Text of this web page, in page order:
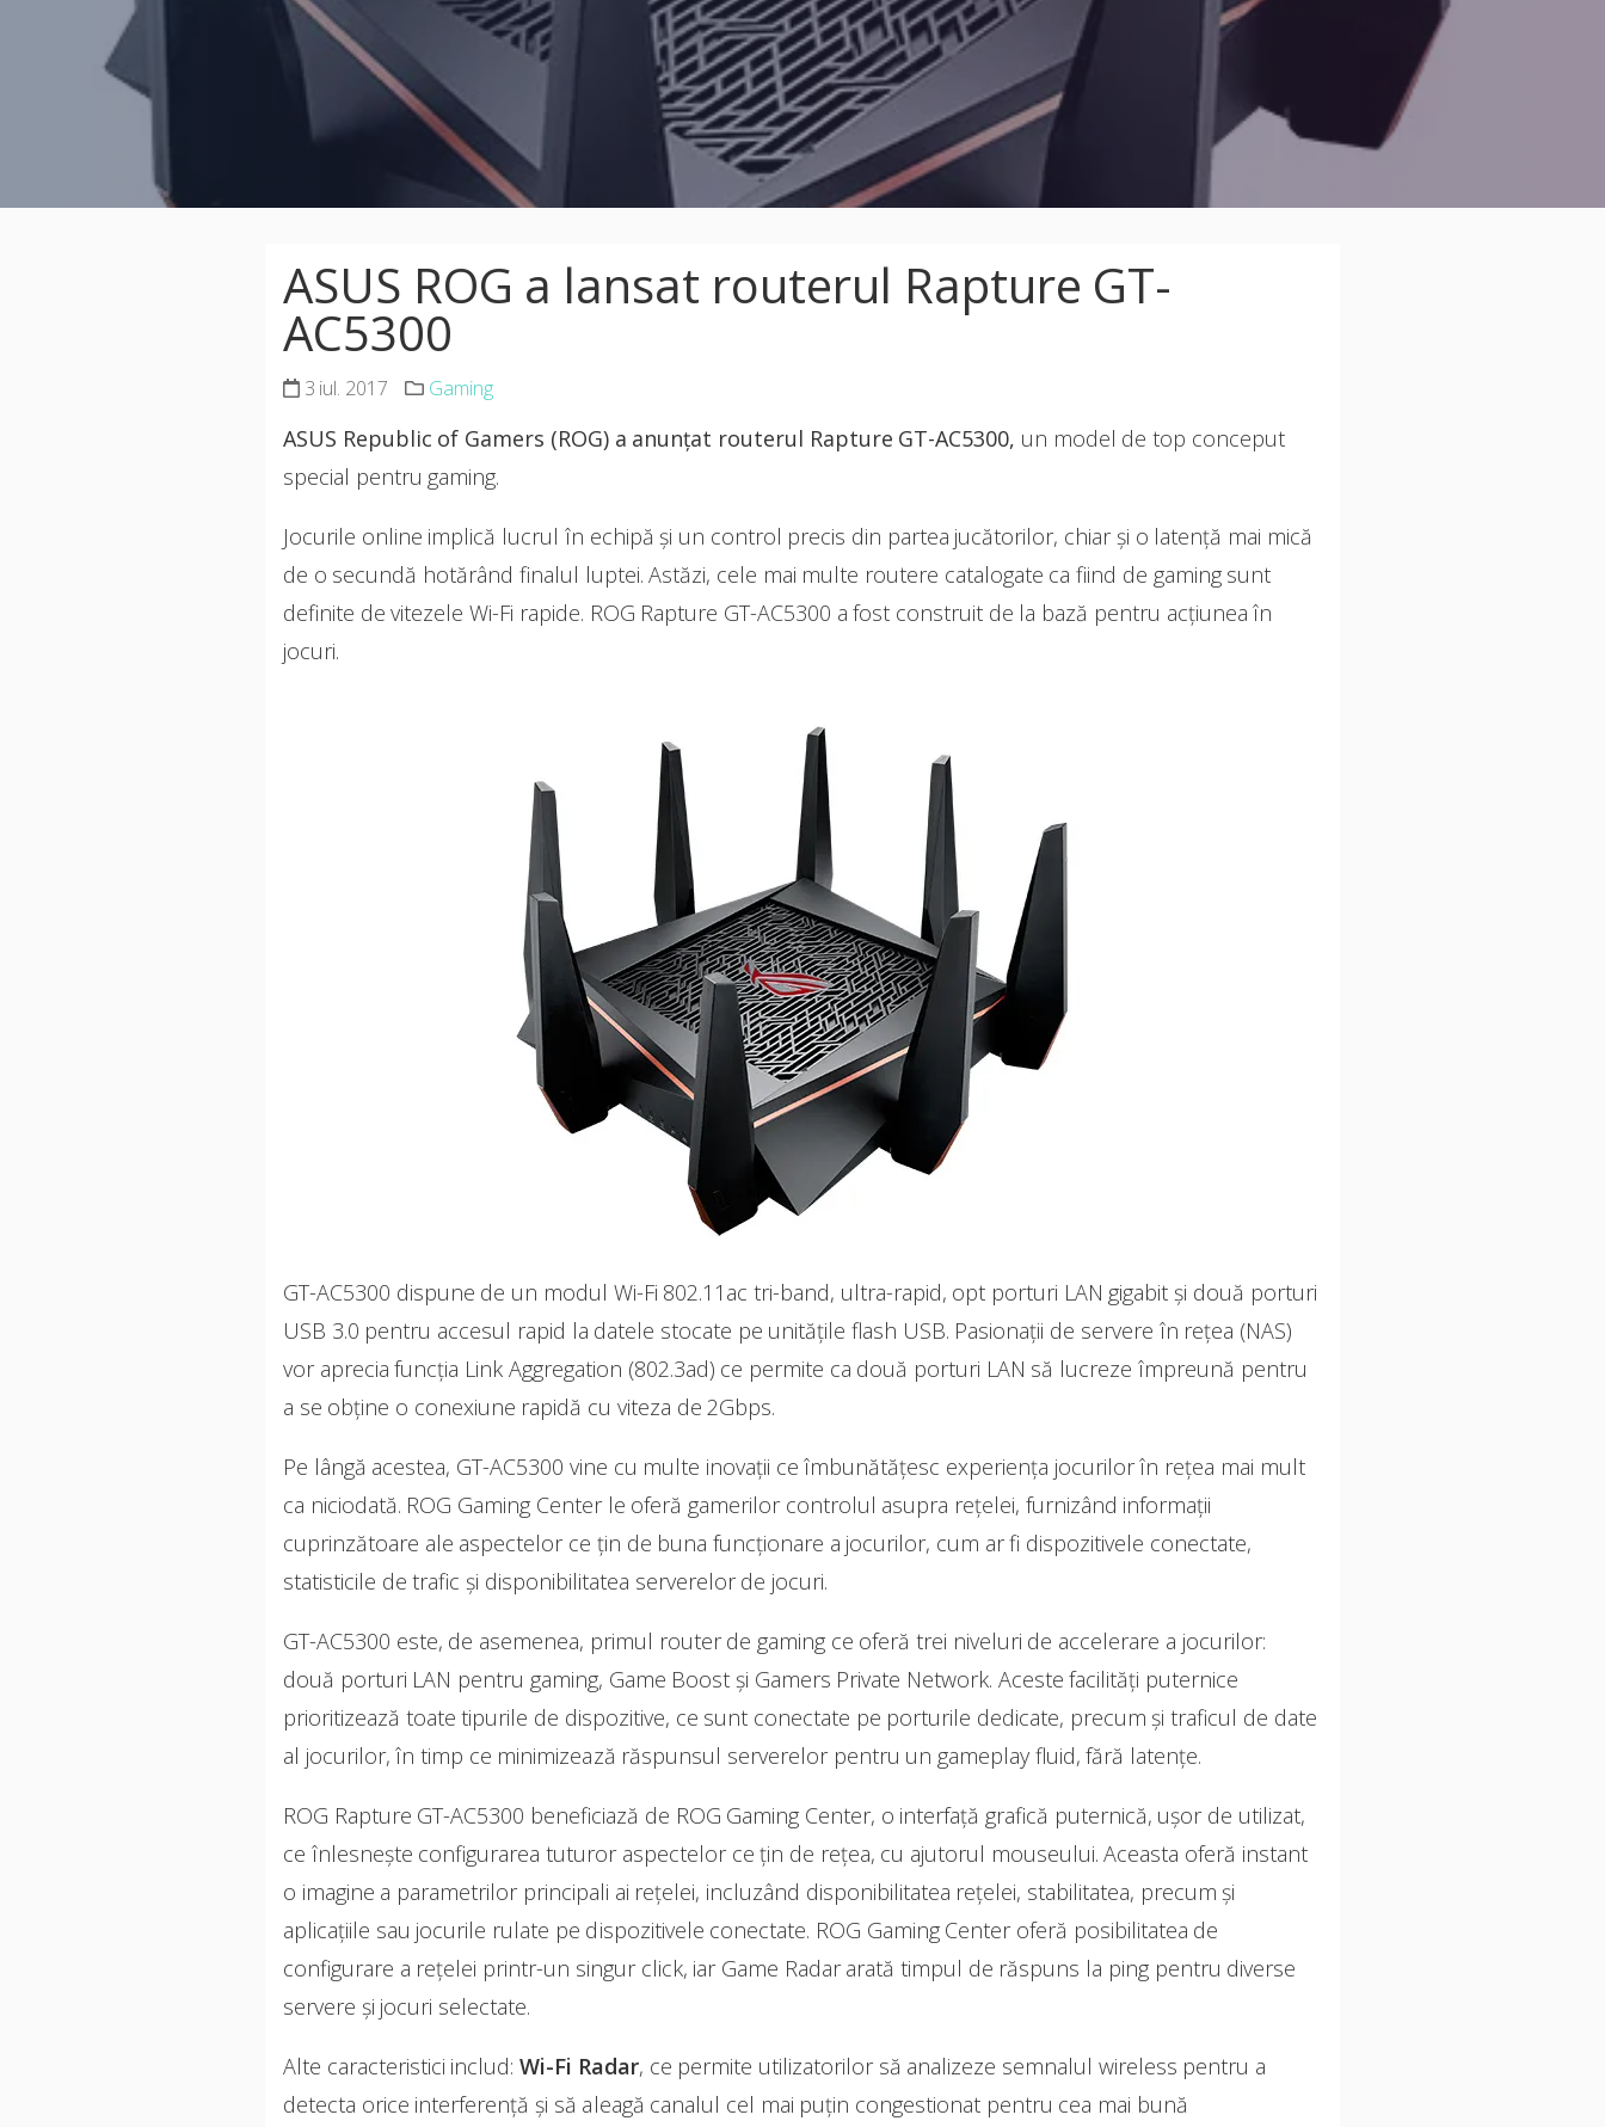
ASUS ROG a lansat routerul Rapture GT-
AC5300
3 iul. 2017 Gaming
ASUS Republic of Gamers (ROG) a anunțat routerul Rapture GT-AC5300, un model de top conceput
special pentru gaming.
Jocurile online implică lucrul în echipă și un control precis din partea jucătorilor, chiar și o latență mai mică
de o secundă hotărând finalul luptei. Astăzi, cele mai multe routere catalogate ca fiind de gaming sunt
definite de vitezele Wi-Fi rapide. ROG Rapture GT-AC5300 a fost construit de la bază pentru acțiunea în
jocuri.
GT-AC5300 dispune de un modul Wi-Fi 802.11ac tri-band, ultra-rapid, opt porturi LAN gigabit și două porturi
USB 3.0 pentru accesul rapid la datele stocate pe unitățile flash USB. Pasionații de servere în rețea (NAS)
vor aprecia funcția Link Aggregation (802.3ad) ce permite ca două porturi LAN să lucreze împreună pentru
a se obține o conexiune rapidă cu viteza de 2Gbps.
Pe lângă acestea, GT-AC5300 vine cu multe inovații ce îmbunătățesc experiența jocurilor în rețea mai mult
ca niciodată. ROG Gaming Center le oferă gamerilor controlul asupra rețelei, furnizând informații
cuprinzătoare ale aspectelor ce țin de buna funcționare a jocurilor, cum ar fi dispozitivele conectate,
statisticile de trafic și disponibilitatea serverelor de jocuri.
GT-AC5300 este, de asemenea, primul router de gaming ce oferă trei niveluri de accelerare a jocurilor:
două porturi LAN pentru gaming, Game Boost și Gamers Private Network. Aceste facilități puternice
prioritizează toate tipurile de dispozitive, ce sunt conectate pe porturile dedicate, precum și traficul de date
al jocurilor, în timp ce minimizează răspunsul serverelor pentru un gameplay fluid, fără latențe.
ROG Rapture GT-AC5300 beneficiază de ROG Gaming Center, o interfață grafică puternică, ușor de utilizat,
ce înlesnește configurarea tuturor aspectelor ce țin de rețea, cu ajutorul mouseului. Aceasta oferă instant
o imagine a parametrilor principali ai rețelei, incluzând disponibilitatea rețelei, stabilitatea, precum și
aplicațiile sau jocurile rulate pe dispozitivele conectate. ROG Gaming Center oferă posibilitatea de
configurare a rețelei printr-un singur click, iar Game Radar arată timpul de răspuns la ping pentru diverse
servere și jocuri selectate.
Alte caracteristici includ:Wi-Fi Radar, ce permite utilizatorilor să analizeze semnalul wireless pentru a
detecta orice interferență și să aleagă canalul cel mai puțin congestionat pentru cea mai bună